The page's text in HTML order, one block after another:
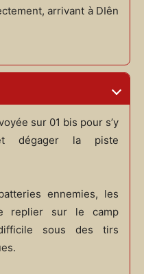
arrivant à DIên
sur 01 bis pour s’y
dégager la piste
ennemies, les
replier sur le camp
sous des tirs